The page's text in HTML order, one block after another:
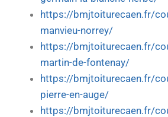
https://bmjtoiturecaen.fr/
manvieu-norrey/
https://bmjtoiturecaen.fr/
martin-de-fontenay/
https://bmjtoiturecaen.fr/
pierre-en-auge/
https://bmjtoiturecaen.fr/